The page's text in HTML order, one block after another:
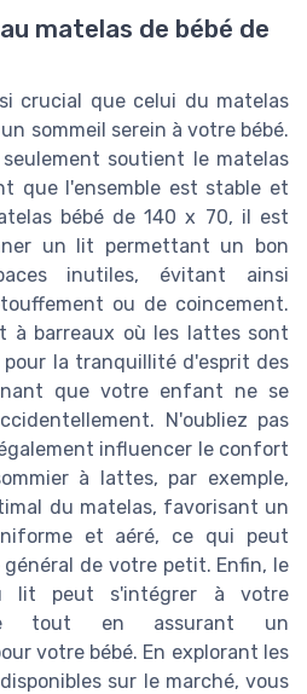
matelas de bébé de
crucial que celui du matelas
sommeil serein à votre bébé.
soutient le matelas
que l'ensemble est stable et
bébé de 140 x 70, il est
un lit permettant un bon
inutiles, évitant ainsi
ou de coincement.
à barreaux où les lattes sont
pour la tranquillité d'esprit des
que votre enfant ne se
N'oubliez pas
influencer le confort
à lattes, par exemple,
du matelas, favorisant un
et aéré, ce qui peut
de votre petit. Enfin, le
lit peut s'intégrer à votre
tout en assurant un
votre bébé. En explorant les
sur le marché, vous